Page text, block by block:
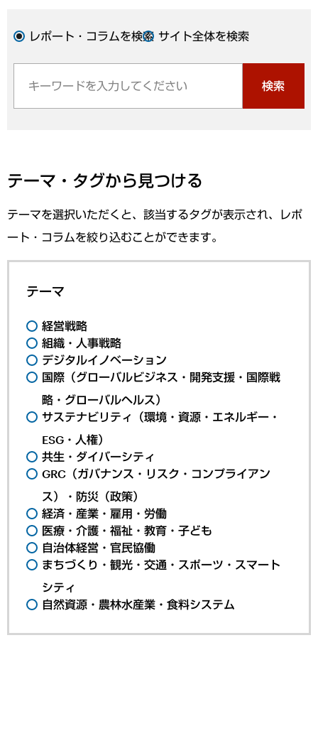
レポート・コラムを検索 サイト全体を検索
検索
テーマ・タグから見つける
テーマを選択いただくと、該当するタグが表示され、レポ
ート・コラムを絞り込むことができます。
テーマ
経営戦略
組織・人事戦略
デジタルイノベーション
国際（グローバルビジネス・開発支援・国際戦
略・グローバルヘルス）
サステナビリティ（環境・資源・エネルギー・
ESG・人権）
共生・ダイバーシティ
GRC（ガバナンス・リスク・コンプライアン
ス）・防災（政策）
経済・産業・雇用・労働
医療・介護・福祉・教育・子ども
自治体経営・官民協働
まちづくり・観光・交通・スポーツ・スマート
シティ
自然資源・農林水産業・食料システム